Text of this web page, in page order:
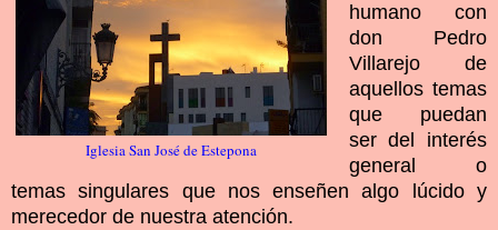
Iglesia San José de Estepona
humano con
don Pedro
Villarejo de
aquellos temas
que puedan
ser del interés
general o
temas singulares que nos enseñen algo lúcido y
merecedor de nuestra atención.